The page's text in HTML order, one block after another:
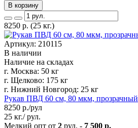
В корзину
8250 р. (25 кг.)
Артикул: 210115
В наличии
Наличие на складах
г. Москва: 50 кг
г. Щелково: 175 кг
г. Нижний Новгород: 25 кг
Рукав ПВД 60 см, 80 мкм, прозрачный
8250 р./рул
25 кг./ рул.
Мелкий опт от 2 рул. - 7 500 р.